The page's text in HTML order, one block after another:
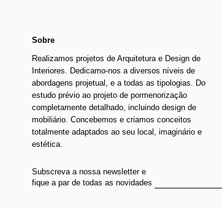
Sobre
Realizamos projetos de Arquitetura e Design de
Interiores. Dedicamo-nos a diversos níveis de
abordagens projetual, e a todas as tipologias. Do
estudo prévio ao projeto de pormenorização
completamente detalhado, incluindo design de
mobiliário. Concebemos e criamos conceitos
totalmente adaptados ao seu local, imaginário e
estética.
Subscreva a nossa newsletter e
fique a par de todas as novidades